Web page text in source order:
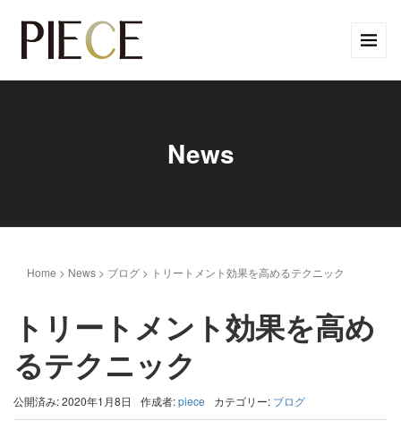
News
Home > News > ブログ > トリートメント効果を高めるテクニック
トリートメント効果を高め
るテクニック
公開済み: 2020年1月8日 作成者:piece カテゴリー: ブログ